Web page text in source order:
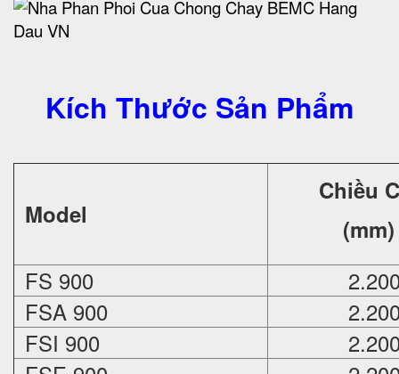
Kích Thước Sản Phẩm
Model
Chiều
(mm)
FS 900
FSA 900
FSI 900